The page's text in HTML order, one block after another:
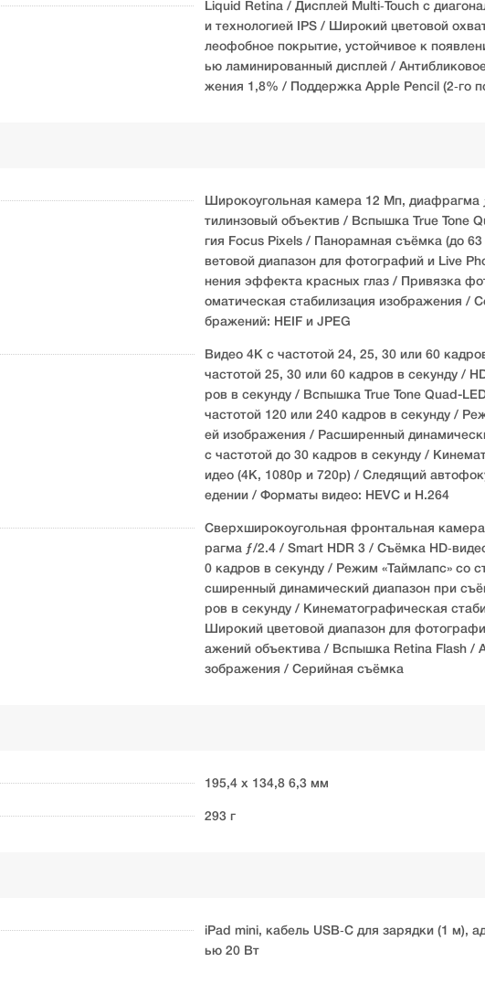
Liquid Retina / Дисплей Multi‑Touch с
и технологией IPS / Широкий цветовой
леофобное покрытие, устойчивое к
ью ламинированный дисплей /
жения 1,8% / Поддержка Apple Pencil (2‑го
Широкоугольная камера 12 Мп,
тилинзовый объектив / Вспышка True Tone
гия Focus Pixels / Панорамная съёмка (до
ветовой диапазон для фотографий и Live
нения эффекта красных глаз / Привязка
оматическая стабилизация изображения /
бражений: HEIF и JPEG
Видео 4K с частотой 24, 25, 30 или 60
частотой 25, 30 или 60 кадров в секунду /
ров в секунду / Вспышка True Tone Quad-
частотой 120 или 240 кадров в секунду /
ей изображения / Расширенный
с частотой до 30 кадров в секунду /
идео (4K, 1080p и 720p) / Следящий
едении / Форматы видео: HEVC и H.264
Сверхширокоугольная фронтальная
рагма ƒ/2.4 / Smart HDR 3 / Съёмка
0 кадров в секунду / Режим «Таймлапс» со
сширенный динамический диапазон при
ров в секунду / Кинематографическая
Широкий цветовой диапазон для
ажений объектива / Вспышка Retina Flash /
зображения / Серийная съёмка
195,4 x 134,8 6,3 мм
293 г
iPad mini, кабель USB‑C для зарядки (1 м),
ью 20 Вт